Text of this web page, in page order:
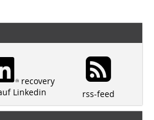
recovery
Linkedin
rss-feed